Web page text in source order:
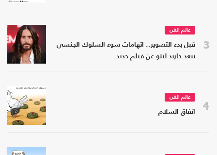
3
عالم الفن
قبل بدء التصوير.. اتهامات سوء السلوك الجنسي
تبعد جاريد ليتو عن فيلم جديد
4
عالم الفن
اتفاق السلام